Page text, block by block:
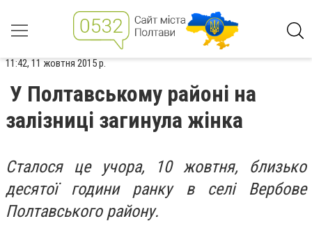
11:42, 11 жовтня 2015 р.
У Полтавському районі на
залізниці загинула жінка
Сталося це учора, 10 жовтня, близько
десятої години ранку в селі Вербове
Полтавського району.